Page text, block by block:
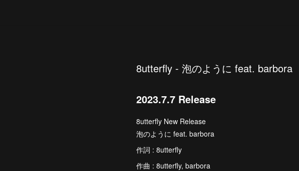
8utterfly - 泡のように feat. barbora
2023.7.7 Release
8utterfly New Release
泡のように feat. barbora
作詞 : 8utterfly
作曲 : 8utterfly, barbora